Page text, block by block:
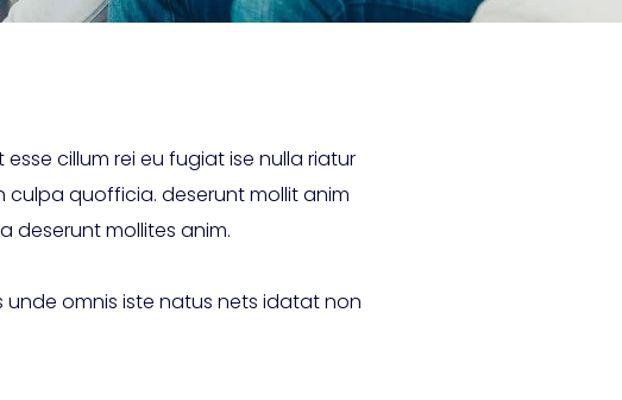
cillum rei eu fugiat ise nulla riatur
quofficia. deserunt mollit anim
deserunt mollites anim.
omnis iste natus nets idatat non